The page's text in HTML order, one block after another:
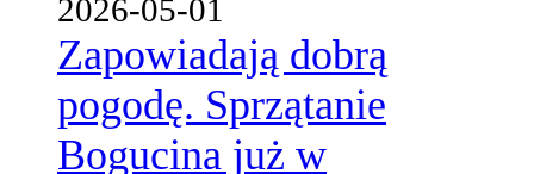
2026-05-01
Zapowiadają dobrą
pogodę. Sprzątanie
Bogucina już w